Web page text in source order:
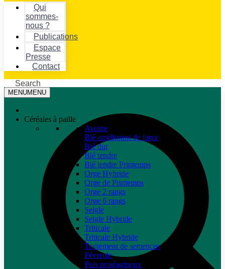
Qui
sommes-
nous ?
Publications
Espace
Presse
Contact
Search
MENUMENU
Céréales à paille
Avoine
Blé améliorant de force
Blé dur
Blé tendre
Blé tendre Printemps
Orge Hybride
Orge de Printemps
Orge 2 rangs
Orge 6 rangs
Seigle
Seigle Hybride
Triticale
Triticale Hybride
Traitement de semences
Féverole
Pois protéagineux